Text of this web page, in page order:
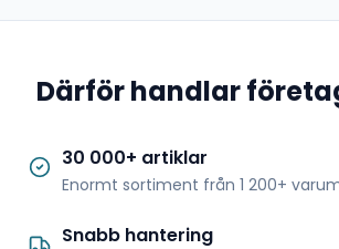
Därför handlar
30 000+ artiklar
Enormt sortiment från 1 200+
Snabb hantering